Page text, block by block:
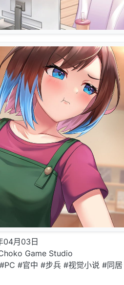
04月03日
Game Studio
#官中 #步兵 #视觉小说 #同